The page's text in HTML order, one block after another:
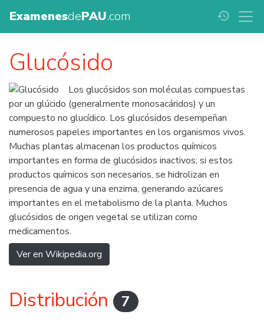
ExamenesdePAU.com history
Glucósido
Los glucósidos son moléculas compuestas
por un glúcido (generalmente monosacáridos) y un
compuesto no glucídico. Los glucósidos desempeñan
numerosos papeles importantes en los organismos vivos.
Muchas plantas almacenan los productos químicos
importantes en forma de glucósidos inactivos; si estos
productos químicos son necesarios, se hidrolizan en
presencia de agua y una enzima, generando azúcares
importantes en el metabolismo de la planta. Muchos
glucósidos de origen vegetal se utilizan como
medicamentos.
Ver en Wikipedia.org
Distribución 7